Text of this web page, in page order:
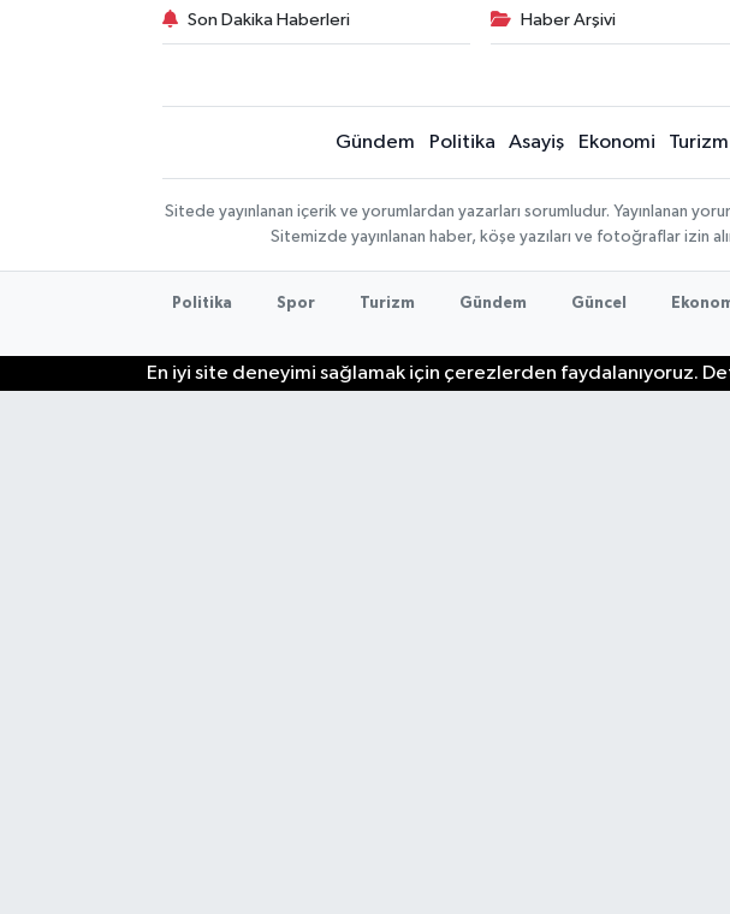
Son Dakika Haberleri Haber Arşivi
Gündem Politika Asayiş Ekonomi Turizm
Sitede yayınlanan içerik ve yorumlardan yazarları sorumludur. Yayınlanan
Sitemizde yayınlanan haber, köşe yazıları ve fotoğraflar izin
Politika Spor Turizm Gündem Güncel
En iyi site deneyimi sağlamak için çerezlerden faydalanıyoruz.